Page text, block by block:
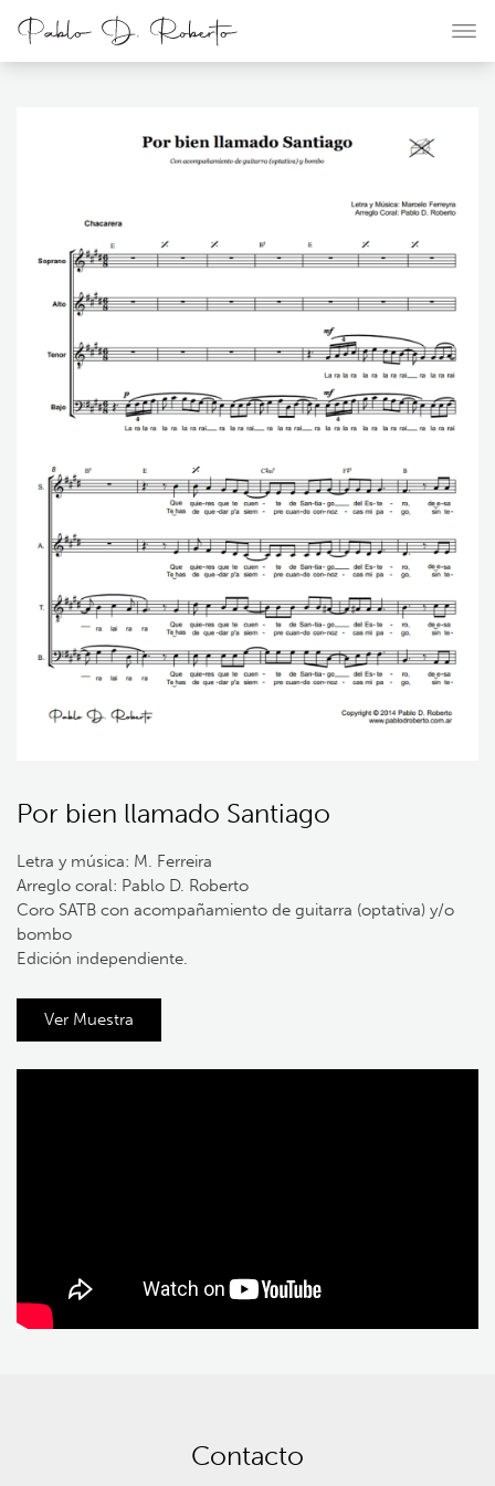
Por bien llamado Santiago
Letra y música: M. Ferreira
Arreglo coral: Pablo D. Roberto
Coro SATB con acompañamiento de guitarra (optativa) y/o
bombo
Edición independiente.
Ver Muestra
Contacto